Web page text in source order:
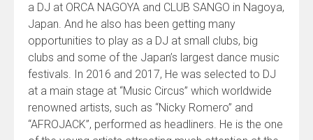
a DJ at ORCA NAGOYA and CLUB SANGO in Nagoya,
Japan. And he also has been getting many
opportunities to play as a DJ at small clubs, big
clubs and some of the Japan’s largest dance music
festivals. In 2016 and 2017, He was selected to DJ
at a main stage at “Music Circus” which worldwide
renowned artists, such as “Nicky Romero” and
“AFROJACK”, performed as headliners. He is the one